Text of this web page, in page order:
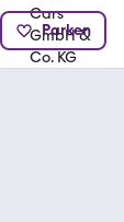
Parken